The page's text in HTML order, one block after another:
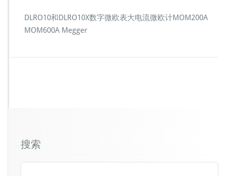
DLRO10和DLRO10X数字微欧表大电流微欧计MOM200A
MOM600A Megger
搜索